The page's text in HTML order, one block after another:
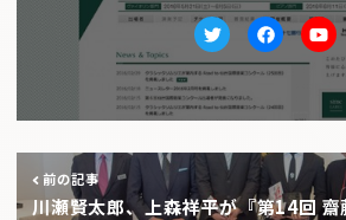
Twitterfacebook
前の記事
川瀬賢太郎、上森祥平が『第14回